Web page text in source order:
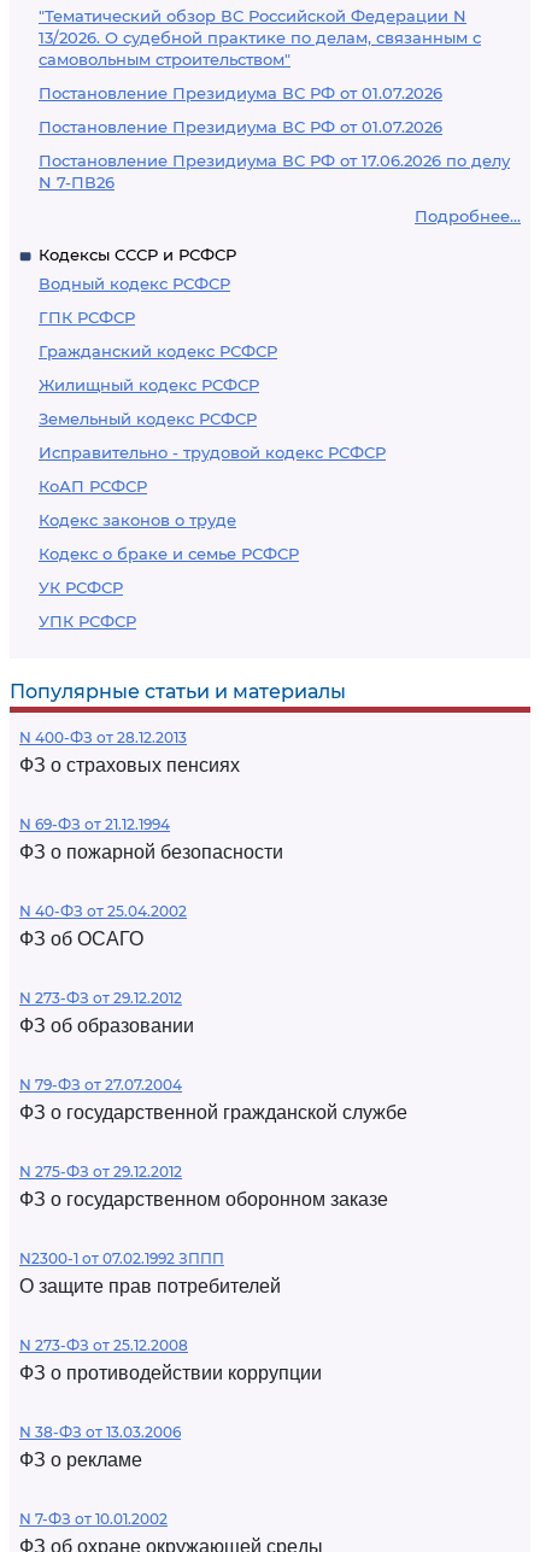
"Тематический обзор ВС Российской Федерации N
13/2026. О судебной практике по делам, связанным с
самовольным строительством"
Постановление Президиума ВС РФ от 01.07.2026
Постановление Президиума ВС РФ от 01.07.2026
Постановление Президиума ВС РФ от 17.06.2026 по делу
N 7-ПВ26
Подробнее...
Кодексы СССР и РСФСР
Водный кодекс РСФСР
ГПК РСФСР
Гражданский кодекс РСФСР
Жилищный кодекс РСФСР
Земельный кодекс РСФСР
Исправительно - трудовой кодекс РСФСР
КоАП РСФСР
Кодекс законов о труде
Кодекс о браке и семье РСФСР
УК РСФСР
УПК РСФСР
Популярные статьи и материалы
N 400-ФЗ от 28.12.2013
ФЗ о страховых пенсиях
N 69-ФЗ от 21.12.1994
ФЗ о пожарной безопасности
N 40-ФЗ от 25.04.2002
ФЗ об ОСАГО
N 273-ФЗ от 29.12.2012
ФЗ об образовании
N 79-ФЗ от 27.07.2004
ФЗ о государственной гражданской службе
N 275-ФЗ от 29.12.2012
ФЗ о государственном оборонном заказе
N2300-1 от 07.02.1992 ЗППП
О защите прав потребителей
N 273-ФЗ от 25.12.2008
ФЗ о противодействии коррупции
N 38-ФЗ от 13.03.2006
ФЗ о рекламе
N 7-ФЗ от 10.01.2002
ФЗ об охране окружающей среды